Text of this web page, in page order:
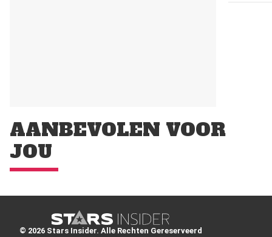
AANBEVOLEN VOOR
JOU
© 2026 Stars Insider. Alle Rechten Gereserveerd